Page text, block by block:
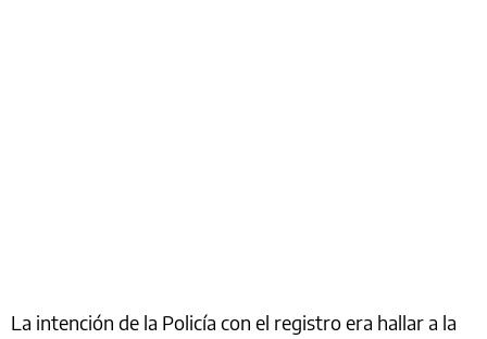
La intención de la Policía con el registro era hallar a la